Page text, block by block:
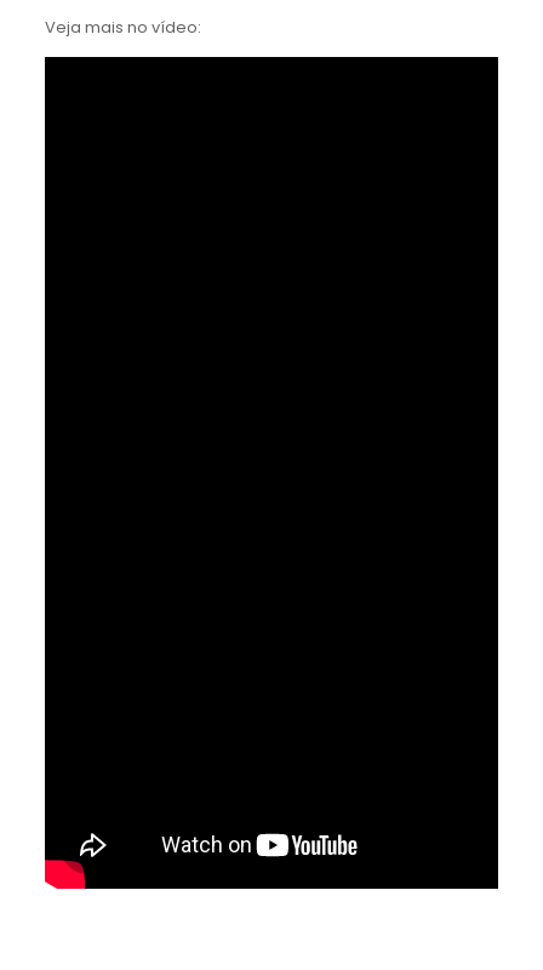
Veja mais no vídeo: